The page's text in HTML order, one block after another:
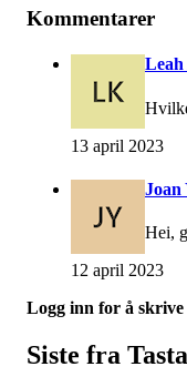
Kommentarer
13 april 2023
Joan
Hei,
12 april 2023
Logg inn for å
Siste fra